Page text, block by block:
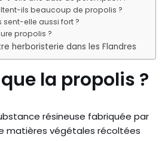
ils beaucoup de propolis ?
elle aussi fort ?
propolis ?
herboristerie dans les Flandres
la propolis ?
résineuse fabriquée par
matières végétales récoltées